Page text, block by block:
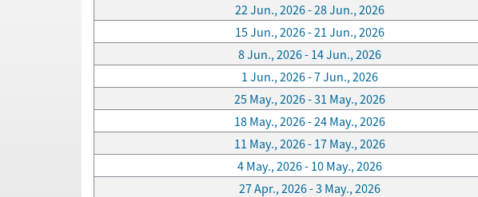
22 Jun., 2026 - 28 Jun., 2026
15 Jun., 2026 - 21 Jun., 2026
8 Jun., 2026 - 14 Jun., 2026
1 Jun., 2026 - 7 Jun., 2026
25 May., 2026 - 31 May., 2026
18 May., 2026 - 24 May., 2026
11 May., 2026 - 17 May., 2026
4 May., 2026 - 10 May., 2026
27 Apr., 2026 - 3 May., 2026